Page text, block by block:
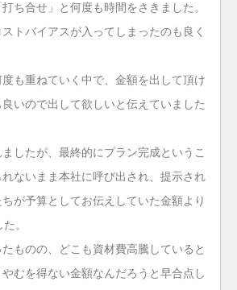
ち合せ」と何度も時間をさきました。
トバイアスが入ってしまったのも良く
度も重ねていく中で、金額を出して頂け
いので出して欲しいと伝えていました
したが、最終的にプラン完成というこ
ないまま本社に呼び出され、提示され
が予算としてお伝えしていた金額より
。
ものの、どこも資材費高騰していると
むを得ない金額なんだろうと早合点し